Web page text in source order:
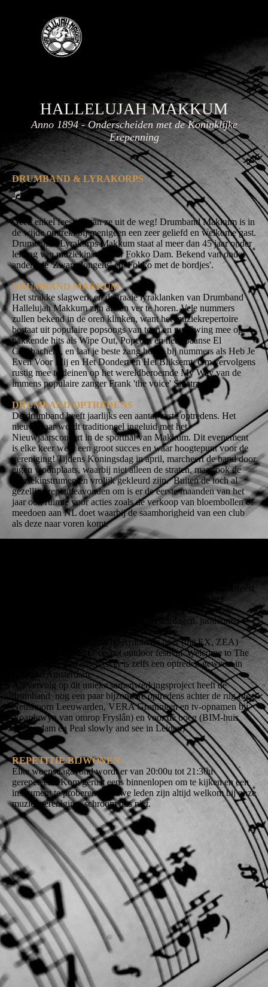
HALLELUJAHMAKKUM
Anno 1894 - Onderscheiden met de Koninklijke
Erepenning
DRUMBAND & LYRAKORPS
Geen enkel feestje gaan ze uit de weg! Drumband Makkum is in
de wijde omtrek, bij menigeen een zeer geliefd en welkome gast.
Drumband / Lyrakorps Makkum staat al meer dan 45 jaar onder
leiding van muziekinstructeur Fokko Dam. Bekend van onder
andere de 'Zware Jongens' én 'Fokko met de bordjes'.
DRUMBAND MAKKUM
Het strakke slagwerk en de fraaie lyraklanken van Drumband
Hallelujah Makkum zijn al van ver te horen. Vele nummers
zullen bekend in de oren klinken, want het muziekrepertoire
bestaat uit populaire popsongs van toen en nu. Swing mee op
pakkende hits als Wipe Out, Popcorn en het Spaanse El
Cumbachero, en laat je beste zang horen bij nummers als Heb Je
Even Voor Mij en Het Dondert en Het Bliksemt. Om vervolgens
rustig mee te deinen op het wereldberoemde My Way van de
immens populaire zanger Frank 'the voice' Sinatra.
DRUMBAND OPTREDENS
De drumband heeft jaarlijks een aantal vaste optredens. Het
nieuwe jaar wordt traditioneel ingeluid met het
Nieuwjaarsconcert in de sporthal van Makkum. Dit evenement
is elke keer weer een groot succes en waar hoogtepunt voor de
vereniging! Tijdens Koningsdag in april, marcheert de band door
eigen woonplaats, waarbij niet alleen de straten, maar ook de
muziekinstrumenten vrolijk gekleurd zijn. Buiten de toch al
gezellige repetitieavonden om is er de eerste maanden van het
jaar ook ruimte voor acties zoals de verkoop van bloembollen of
meedoen aan NL doet waarbij de saamhorigheid van een club
als deze naar voren komt.
niet aan het lijstje ontbreken, niet te vergeten het Sinterklaasfeest
en Sintwilledei einde van elk jaar. Tussendoor wordt het
tamboer- en lyrakorps regelmatig uitgenodigd voor overige
feestjes en evenementen. Denk aan verjaardagen, jubileums,
dorpsfeesten en Makkumer Leugenbollepop.
Door het contact met oud lid Arnold de boer (the EX, ZEA)
stond de band in 2017 op het outdoor festival 'Welcome to The
Village' in Leeuwarden en er is zelfs een optreden geweest in
Paradiso Amsterdam.
Als vervolg op dit unieke samenwerkingsproject heeft de
drumband nog een paar bijzondere optredens achter de rug (de
Neushoorn Leeuwarden, VERA Groningen en tv-opnamen bij
Noardewyn van omrop Fryslân) en voor de boeg (BIM-huis
Amsterdam en Peal slowly and see in Leiden)
REPETITIE BIJWONEN
Elke woensdagavond wordt er van 20:00u tot 21:30u
gerepeteerd. Kom gerust eens binnenlopen om te kijken en een
instrument te proberen. Nieuwe leden zijn altijd welkom bij onze
muziekvereniging, schroom dus niet.